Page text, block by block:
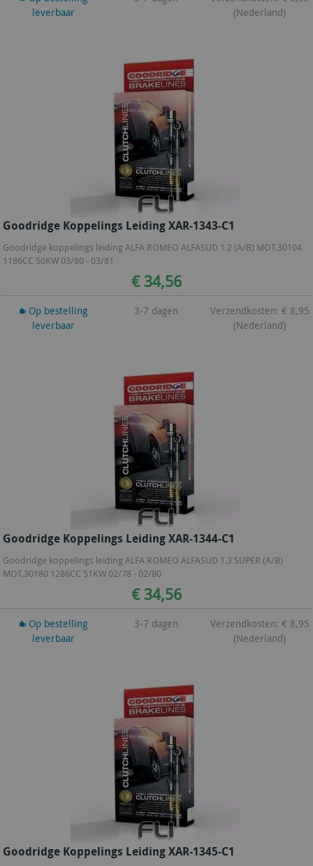
leverbaar
(Nederland)
Goodridge Koppelings Leiding XAR-1343-C1
Goodridge koppelings leiding ALFA ROMEO ALFASUD 1.2 (A/B) MOT.30104
1186CC 50KW 03/80 - 03/81
€ 34,56
Op bestelling
leverbaar
3-7 dagen
Verzendkosten: € 8,95
(Nederland)
Goodridge Koppelings Leiding XAR-1344-C1
Goodridge koppelings leiding ALFA ROMEO ALFASUD 1.3 SUPER (A/B)
MOT.30180 1286CC 51KW 02/78 - 02/80
€ 34,56
Op bestelling
leverbaar
3-7 dagen
Verzendkosten: € 8,95
(Nederland)
Goodridge Koppelings Leiding XAR-1345-C1